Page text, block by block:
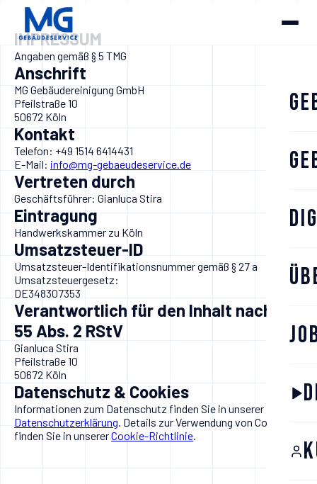
IMPRESSUM
Angaben gemäß § 5 TMG
Anschrift
MG Gebäudereinigung GmbH
Pfeilstraße 10
50672 Köln
Kontakt
Telefon: +49 1514 6414431
E-Mail: info@mg-gebaeudeservice.de
Vertreten durch
Geschäftsführer: Gianluca Stira
Eintragung
Handwerkskammer zu Köln
Umsatzsteuer-ID
Umsatzsteuer-Identifikationsnummer gemäß § 27 a
Umsatzsteuergesetz:
DE348307353
Verantwortlich für den Inhalt nach §
55 Abs. 2 RStV
Gianluca Stira
Pfeilstraße 10
50672 Köln
Datenschutz & Cookies
Informationen zum Datenschutz finden Sie in unserer
Datenschutzerklärung. Details zur Verwendung von Cookies
finden Sie in unsererCookie-Richtlinie.